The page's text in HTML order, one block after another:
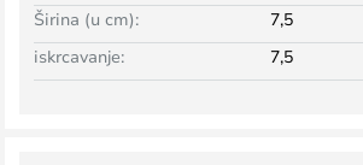
Širina (u cm): 7,5
iskrcavanje: 7,5